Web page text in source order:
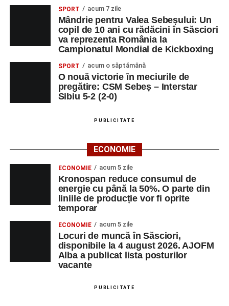
SPORT acum 7 zile
Mândrie pentru Valea Sebeșului: Un
copil de 10 ani cu rădăcini în Săsciori
va reprezenta România la
Campionatul Mondial de Kickboxing
SPORT acum o săptămână
O nouă victorie în meciurile de
pregătire: CSM Sebeș – Interstar
Sibiu 5-2 (2-0)
PUBLICITATE
ECONOMIE
ECONOMIE acum 5 zile
Kronospan reduce consumul de
energie cu până la 50%. O parte din
liniile de producție vor fi oprite
temporar
ECONOMIE acum 5 zile
Locuri de muncă în Săsciori,
disponibile la 4 august 2026. AJOFM
Alba a publicat lista posturilor
vacante
PUBLICITATE